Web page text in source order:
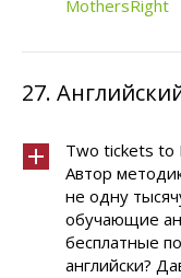
MothersRight
27.
Two tickets to
Автор
не одну
обучающие
бесплатные
английски?